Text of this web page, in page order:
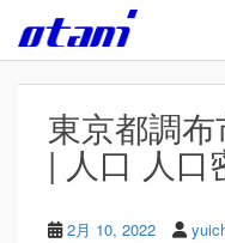
Skip to main content
東京都調
| 人口 人口
2月 10, 2022